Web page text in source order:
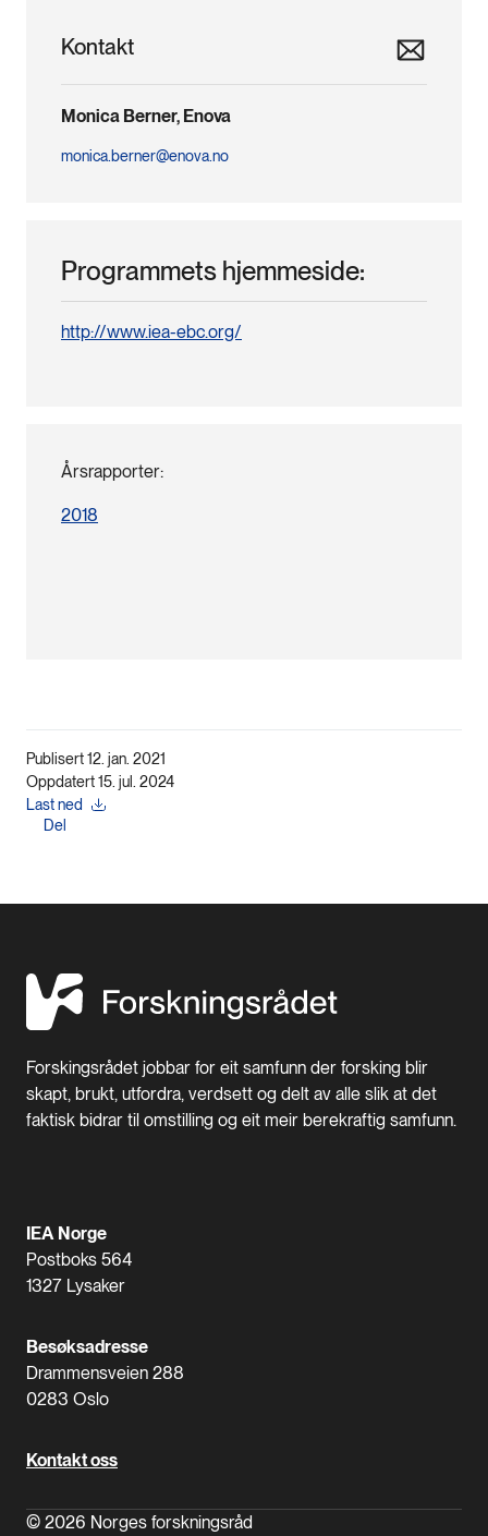
Kontakt
Monica Berner, Enova
monica.berner@enova.no
Programmets hjemmeside:
http://www.iea-ebc.org/
Årsrapporter:
2018
Publisert 12. jan. 2021
Oppdatert 15. jul. 2024
Last ned
Del
Forskingsrådet jobbar for eit samfunn der forsking blir
skapt, brukt, utfordra, verdsett og delt av alle slik at det
faktisk bidrar til omstilling og eit meir berekraftig samfunn.
IEA Norge
Postboks 564
1327 Lysaker
Besøksadresse
Drammensveien 288
0283 Oslo
Kontakt oss
© 2026 Norges forskningsråd